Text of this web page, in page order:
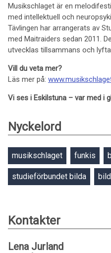
Musikschlaget är en
med intellektuell och
Tävlingen har arrangerats av
med Maitraiders sedan 2011.
utvecklas tillsammans och
Vill du veta mer?
Läs mer på:
Vi ses i Eskilstuna – var med i
Nyckelord
musikschlaget funkis
studieförbundet bilda
Kontakter
Lena Jurland